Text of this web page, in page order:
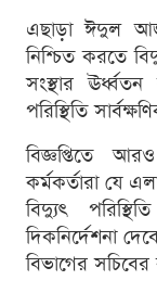
এছাড়া ঈদুল
নিশ্চিত করতে
সংস্থার
পরিস্থিতি
বিজ্ঞপ্তিতে
কর্মকর্তারা যে
বিদ্যুৎ
দিকনির্দেশনা
বিভাগের